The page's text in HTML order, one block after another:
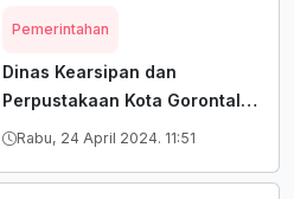
Pemerintahan
Dinas Kearsipan dan
Perpustakaan Kota Gorontalo
Perluas Jejaring Kerja Sama
Organisasi Perangkat Daerah
Rabu, 24 April 2024. 11:51